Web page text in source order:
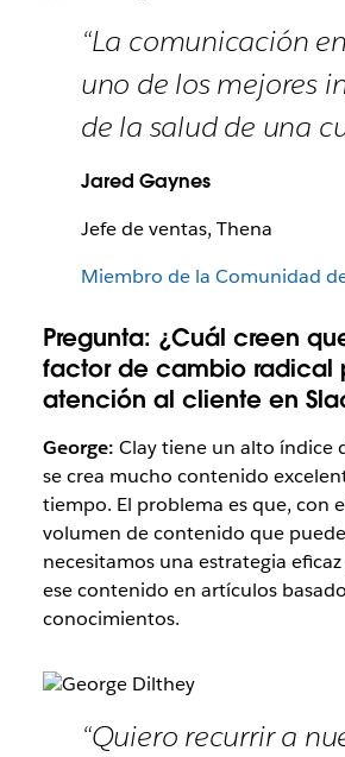
“La comunicación
uno de los mejores
de la salud de una
Jared Gaynes
Jefe de ventas, Thena
Miembro de la Comunidad
Pregunta: ¿Cuál creen
factor de cambio radical
atención al cliente en
George: Clay tiene un alto índice
se crea mucho contenido
tiempo. El problema es que, con
volumen de contenido que
necesitamos una estrategia
ese contenido en artículos
conocimientos.
“Quiero recurrir a